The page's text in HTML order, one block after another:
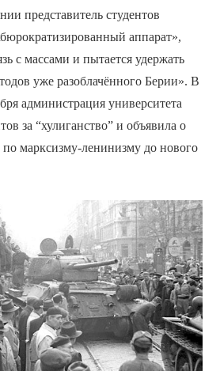
представитель студентов
аппарат»,
с массами и пытается удержать
уже разоблачённого Берии». В
администрация университета
за “хулиганство” и объявила о
марксизму-ленинизму до нового